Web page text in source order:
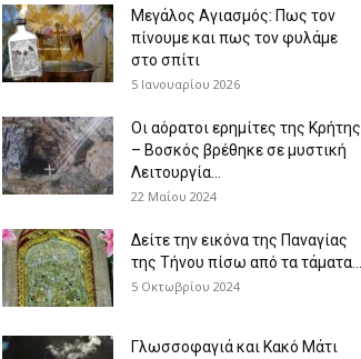
Μεγάλος Αγιασμός: Πως τον
πίνουμε και πως τον φυλάμε
στο σπίτι
5 Ιανουαρίου 2026
Οι αόρατοι ερημίτες της Κρήτης
– Βοσκός βρέθηκε σε μυστική
Λειτουργία...
22 Μαΐου 2024
Δείτε την εικόνα της Παναγίας
της Τήνου πίσω από τα τάματα...
5 Οκτωβρίου 2024
Γλωσσοφαγιά και Κακό Μάτι